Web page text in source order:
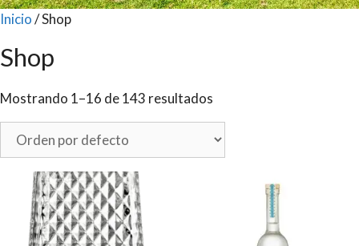
Inicio/ Shop
Shop
Mostrando 1–16 de 143 resultados